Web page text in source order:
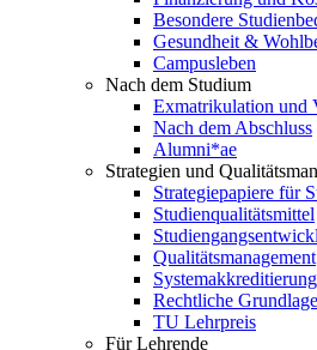
Besondere
Gesundheit &
Campusleben
Nach dem Studium
Exmatrikulation und
Nach dem Abschluss
Alumni*ae
Strategien und
Strategiepapiere für
Studienqualitätsmittel
Qualitätsmanagement
Systemakkreditierung
Rechtliche
TU Lehrpreis
Für Lehrende